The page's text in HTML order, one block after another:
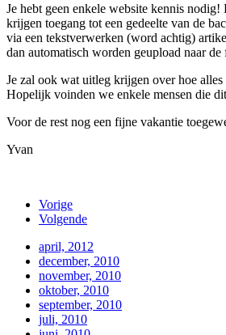
Je hebt geen enkele website kennis nodig!
krijgen toegang tot een gedeelte van de
via een tekstverwerken (word achtig)
dan automatisch worden geupload naar de
Je zal ook wat uitleg krijgen over hoe
Hopelijk voinden we enkele mensen die
Voor de rest nog een fijne vakantie
Yvan
Vorige
Volgende
april, 2012
december, 2010
november, 2010
oktober, 2010
september, 2010
juli, 2010